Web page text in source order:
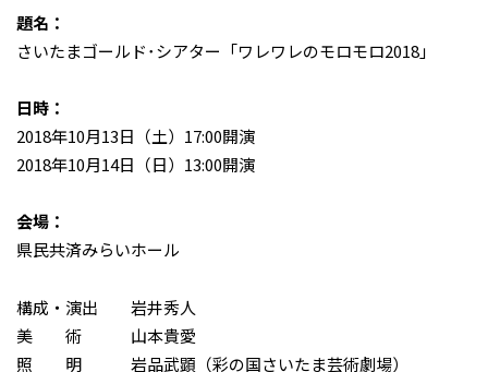
題名：
さいたまゴールド･シアター「ワレワレのモロモロ2018」
日時：
2018年10月13日（土）17:00開演
2018年10月14日（日）13:00開演
会場：
県民共済みらいホール
構成・演出 岩井秀人
美 術 山本貴愛
照 明 岩品武顕（彩の国さいたま芸術劇場）